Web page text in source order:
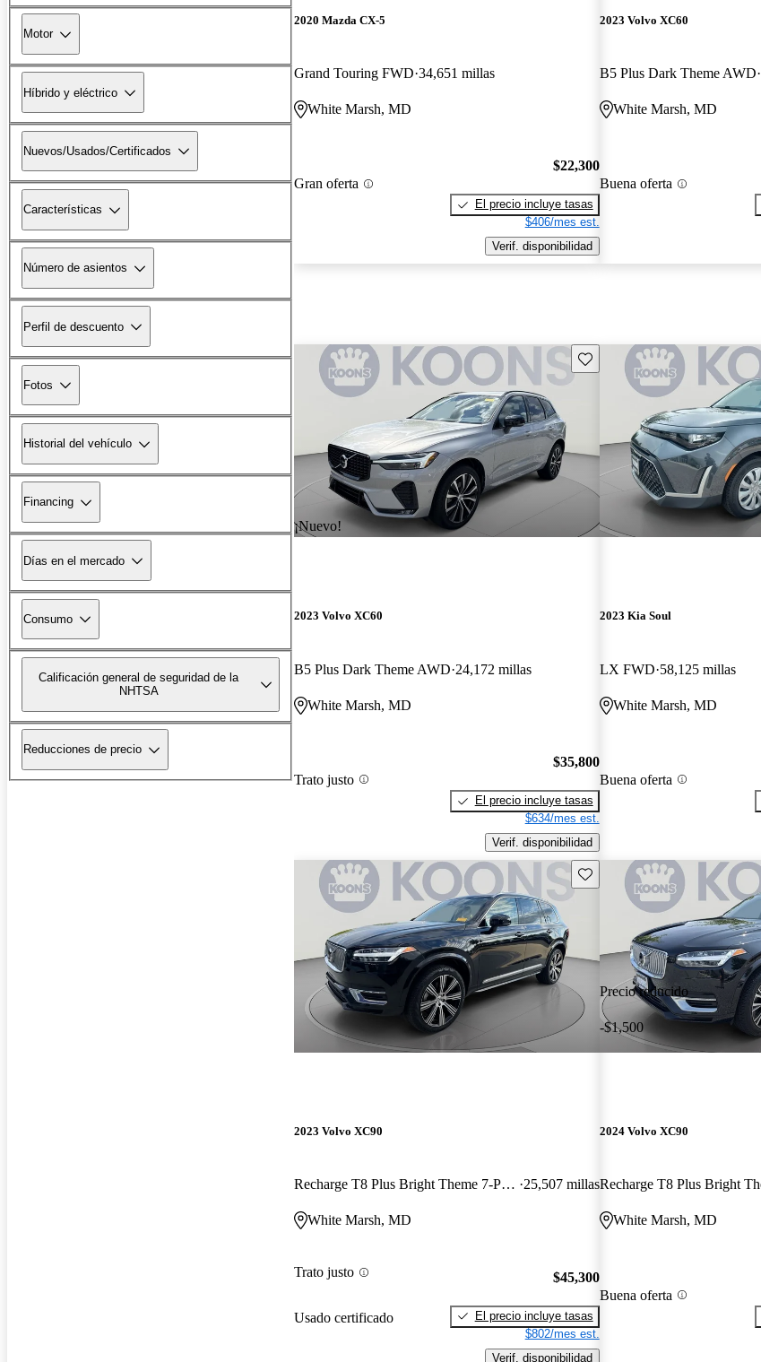
Motor
Híbrido y eléctrico
Nuevos/Usados/Certificados
Características
Número de asientos
Perfil de descuento
Fotos
Historial del vehículo
Financing
Días en el mercado
Consumo
Calificación general de seguridad de la
NHTSA
Reducciones de precio
2020 Mazda CX-5
Grand Touring FWD 34,651 millas
White Marsh, MD
Gran oferta
$22,300
El precio incluye tasas
$406/mes est.
Verif. disponibilidad
2023 Volvo XC60
B5 Plus Dark Theme AWD
White Marsh, MD
Buena oferta
¡Nuevo!
Guarda este Aviso
2023 Volvo XC60
B5 Plus Dark Theme AWD 24,172 millas
White Marsh, MD
Trato justo
$35,800
El precio incluye tasas
$634/mes est.
Verif. disponibilidad
2023 Kia Soul
LX FWD 58,125 millas
White Marsh, MD
Buena oferta
Guarda este Aviso
2023 Volvo XC90
Recharge T8 Plus Bright Theme 7-Passenger eAWD 25,507 millas
White Marsh, MD
Trato justo
Usado certificado
$45,300
El precio incluye tasas
$802/mes est.
Verif. disponibilidad
Precio reducido
-$1,500
2024 Volvo XC90
White Marsh, MD
Buena oferta